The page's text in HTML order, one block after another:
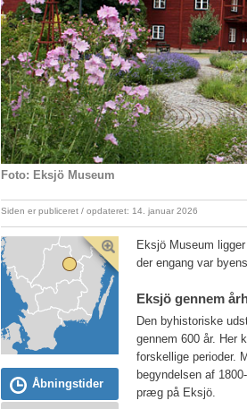
Foto: Eksjö Museum
Siden er publiceret / opdateret: 14. januar 2026
Åbningstider
Eksjö Museum
der engang var
Eksjö gennem
Den byhistoriske
gennem 600 år. Her
forskellige perioder.
begyndelsen af
præg på Eksjö.